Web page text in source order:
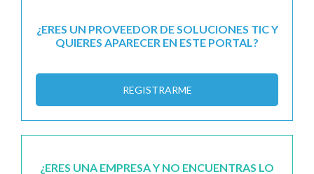
¿ERES UN PROVEEDOR DE SOLUCIONES TIC Y
QUIERES APARECER EN ESTE PORTAL?
REGISTRARME
¿ERES UNA EMPRESA Y NO ENCUENTRAS LO